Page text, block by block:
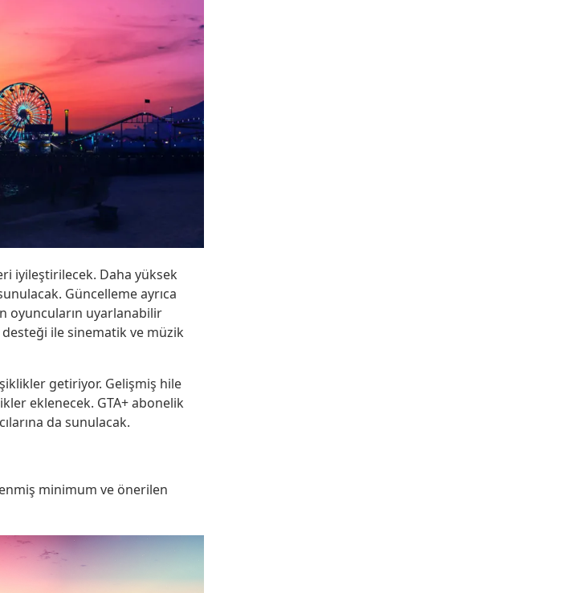
iyileştirilecek. Daha yüksek
Güncelleme ayrıca
oyuncuların uyarlanabilir
ile sinematik ve müzik
getiriyor. Gelişmiş hile
eklenecek. GTA+ abonelik
da sunulacak.
minimum ve önerilen